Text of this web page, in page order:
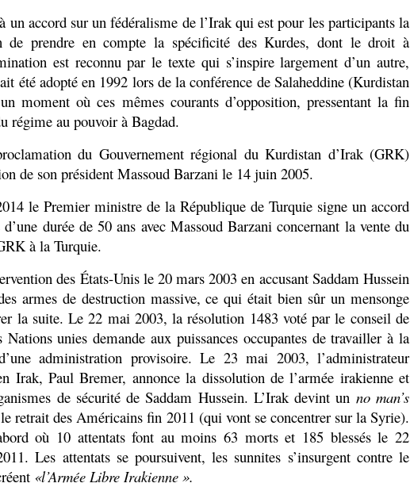
un accord sur un fédéralisme de l’Irak qui est pour les participants la
de prendre en compte la spécificité des Kurdes, dont le droit à
est reconnu par le texte qui s’inspire largement d’un autre,
été adopté en 1992 lors de la conférence de Salaheddine (Kurdistan
moment où ces mêmes courants d’opposition, pressentant la fin
régime au pouvoir à Bagdad.
du Gouvernement régional du Kurdistan d’Irak (GRK)
de son président Massoud Barzani le 14 juin 2005.
le Premier ministre de la République de Turquie signe un accord
d’une durée de 50 ans avec Massoud Barzani concernant la vente du
à la Turquie.
des États-Unis le 20 mars 2003 en accusant Saddam Hussein
armes de destruction massive, ce qui était bien sûr un mensonge
la suite. Le 22 mai 2003, la résolution 1483 voté par le conseil de
Nations unies demande aux puissances occupantes de travailler à la
administration provisoire. Le 23 mai 2003, l’administrateur
Irak, Paul Bremer, annonce la dissolution de l’armée irakienne et
de sécurité de Saddam Hussein. L’Irak devint un no man’s
retrait des Américains fin 2011 (qui vont se concentrer sur la Syrie).
où 10 attentats font au moins 63 morts et 185 blessés le 22
Les attentats se poursuivent, les sunnites s’insurgent contre le
«l’Armée Libre Irakienne ».